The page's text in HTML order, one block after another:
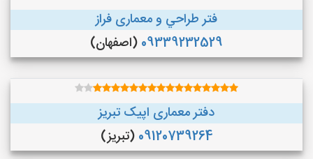
فتر طراحي و معماری فراز
09339232529 (اصفهان)
دفتر معماری اپیک تبریز
09120739264 (تبریز)